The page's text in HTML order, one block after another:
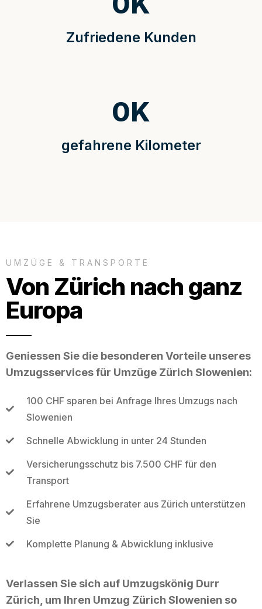
Zufriedene Kunden
gefahrene Kilometer
0K
UMZÜGE & TRANSPORTE
Von Zürich nach ganz
Europa
Geniessen Sie die besonderen Vorteile unseres
Umzugsservices für Umzüge Zürich Slowenien:
100 CHF sparen bei Anfrage Ihres Umzugs nach
Slowenien
Schnelle Abwicklung in unter 24 Stunden
Versicherungsschutz bis 7.500 CHF für den
Transport
Erfahrene Umzugsberater aus Zürich unterstützen
Sie
Komplette Planung & Abwicklung inklusive
Verlassen Sie sich auf Umzugskönig Durr
Zürich, um Ihren Umzug Zürich Slowenien so